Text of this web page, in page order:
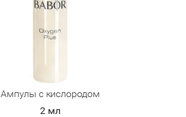
Ампулы с кислородом
2 мл